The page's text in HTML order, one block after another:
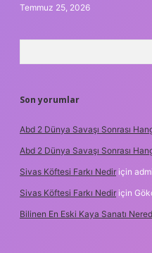
Temmuz 25, 2026
Son yorumlar
Abd 2 Dünya Savaşı Sonrası
Abd 2 Dünya Savaşı Sonrası
Sivas Köftesi Farkı Nedir için
Sivas Köftesi Farkı Nedir için
Bilinen En Eski Kaya Sanatı